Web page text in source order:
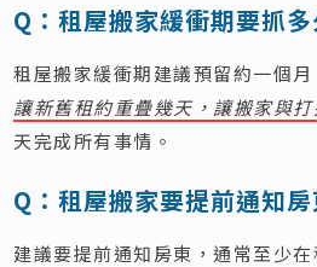
Q：租屋搬家緩衝期要抓多
租屋搬家緩衝期建議預留約一個月
讓新舊租約重疊幾天，讓搬家與
天完成所有事情。
Q：租屋搬家要提前通知房
建議要提前通知房東，通常至少